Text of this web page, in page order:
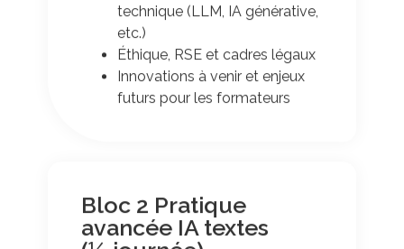
technique (LLM, IA générative,
etc.)
Éthique, RSE et cadres légaux
Innovations à venir et enjeux
futurs pour les formateurs
Bloc 2 Pratique
avancée IA textes